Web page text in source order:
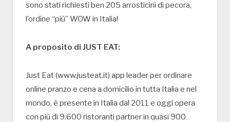
sono stati richiesti ben 205 arrosticini di pecora,
l’ordine “più” WOW in Italia!
A proposito di JUST EAT:
Just Eat (www.justeat.it) app leader per ordinare
online pranzo e cena a domicilio in tutta Italia e nel
mondo, è presente in Italia dal 2011 e oggi opera
con più di 9.600 ristoranti partner in quasi 900